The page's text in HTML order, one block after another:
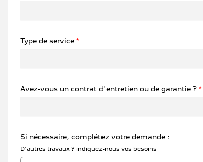
Type de service *
Avez-vous un contrat d'entretien ou de garantie ? *
Si nécessaire, complétez votre demande :
D'autres travaux ? indiquez-nous vos besoins